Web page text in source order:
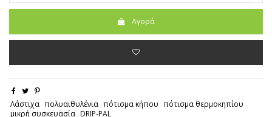
Αγορά
Λάστιχα πολυαιθυλένια πότισμα κήπου πότισμα θερμοκηπίου
μικρή συσκευασία DRIP-PAL